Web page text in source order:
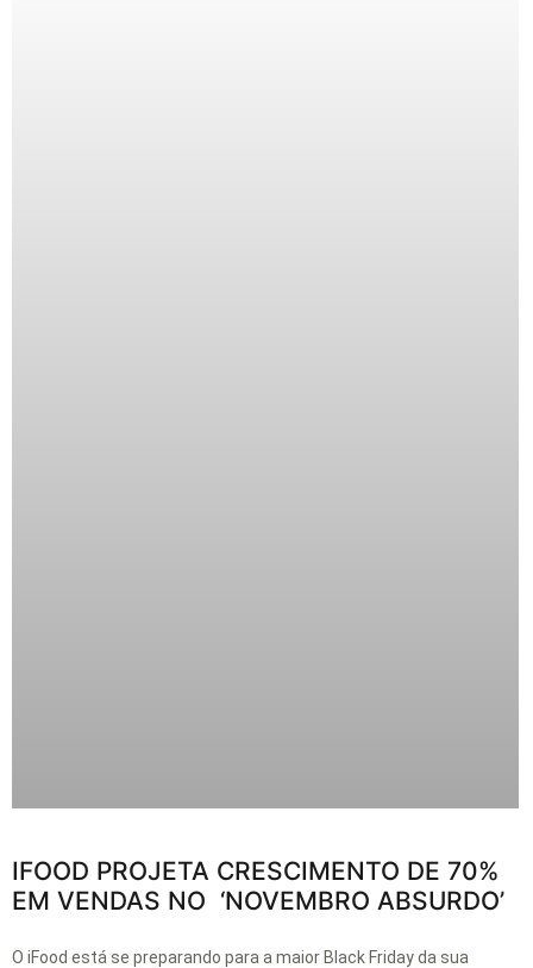
IFOOD PROJETA CRESCIMENTO DE 70%
EM VENDAS NO ‘NOVEMBRO ABSURDO’
O iFood está se preparando para a maior Black Friday da sua